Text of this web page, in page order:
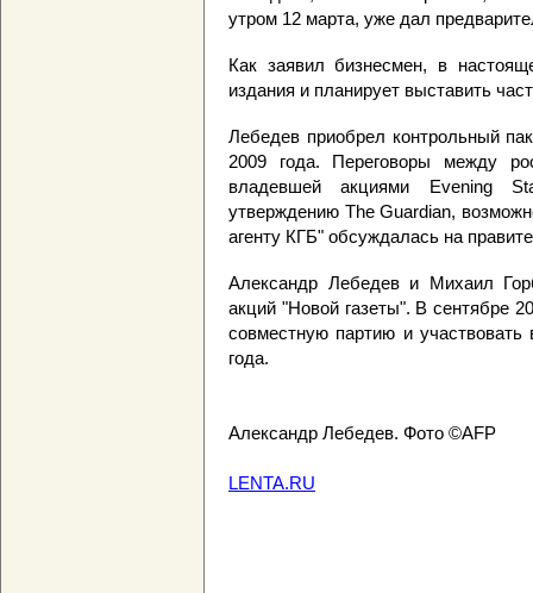
утром 12 марта, уже дал
Как заявил бизнесмен, в
издания и планирует выставить
Лебедев приобрел контрольный
2009 года. Переговоры между
владевшей акциями Evening
утверждению The Guardian,
агенту КГБ" обсуждалась на
Александр Лебедев и Михаил
акций "Новой газеты". В сентябре
совместную партию и участвовать
года.
Александр Лебедев. Фото ©AFP
LENTA.RU